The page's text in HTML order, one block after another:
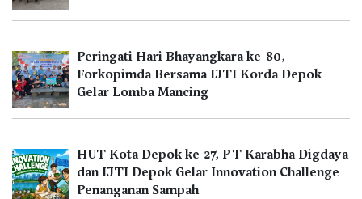
Peringati Hari Bhayangkara ke-80,
Forkopimda Bersama IJTI Korda Depok
Gelar Lomba Mancing
HUT Kota Depok ke-27, PT Karabha Digdaya
dan IJTI Depok Gelar Innovation Challenge
Penanganan Sampah